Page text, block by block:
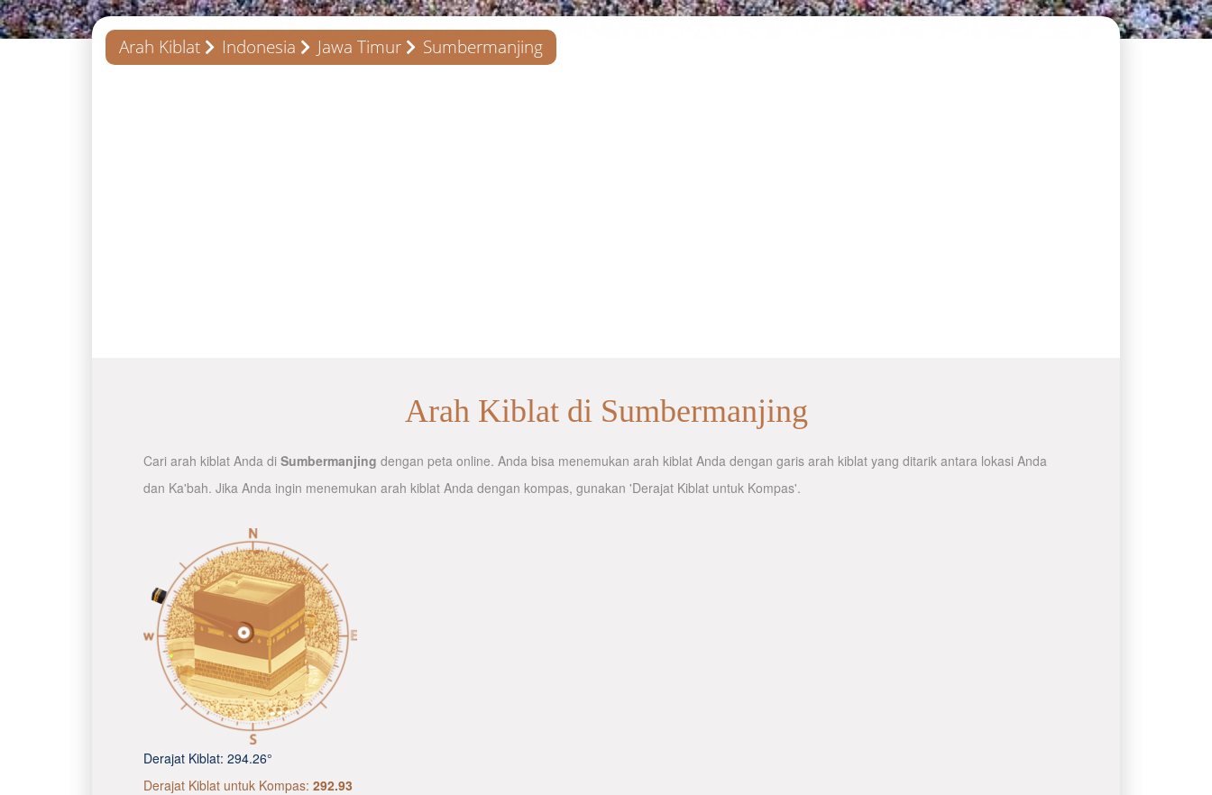
Arah Kiblat Indonesia Jawa Timur Sumbermanjing
Arah Kiblat di Sumbermanjing
Cari arah kiblat Anda di Sumbermanjing dengan peta online. Anda bisa menemukan arah kiblat Anda dengan garis arah kiblat yang ditarik antara lokasi Anda
dan Ka'bah. Jika Anda ingin menemukan arah kiblat Anda dengan kompas, gunakan 'Derajat Kiblat untuk Kompas'.
Derajat Kiblat: 294.26°
Derajat Kiblat untuk Kompas: 292.93